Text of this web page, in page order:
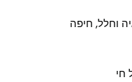
וחלל, חיפה
חי